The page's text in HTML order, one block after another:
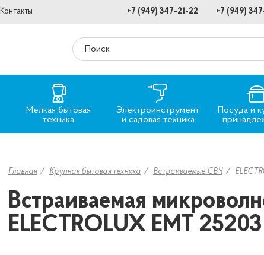
Контакты +7 (949)
+7 (949) 347-21-22
Мелкая бытовая
техника
Электроинструмент
и садовая техника
Посуда и
Главная Крупная бытовая техника Встраиваемые СВЧ
Встраиваемая
ELECTROLUX EMT